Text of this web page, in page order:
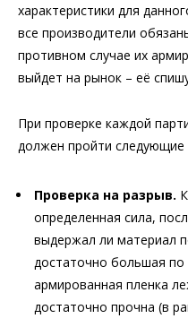
характеристики для
все производители
противном случае их
выйдет на рынок – её
При проверке каждой
должен пройти следующие
Проверка на разрыв.
определенная сила,
выдержал ли материал
достаточно большая
армированная пленка
достаточно прочна (в